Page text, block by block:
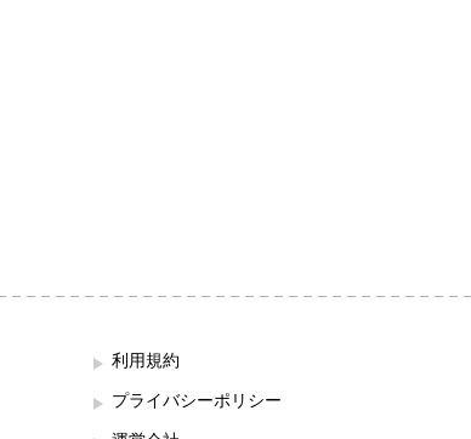
利用規約
プライバシーポリシー